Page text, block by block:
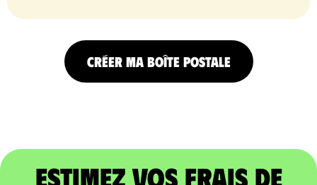
CRÉER MA BOÎTE POSTALE
Estimez vos frais de